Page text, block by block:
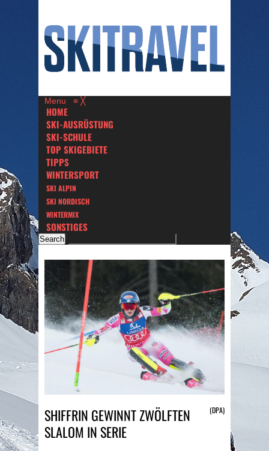
Menu ≡ ╳
HOME
SKI-AUSRÜSTUNG
SKI-SCHULE
TOP SKIGEBIETE
TIPPS
WINTERSPORT
SKI ALPIN
SKI NORDISCH
WINTERMIX
SONSTIGES
SHIFFRIN GEWINNT ZWÖLFTEN
SLALOM IN SERIE
(DPA)